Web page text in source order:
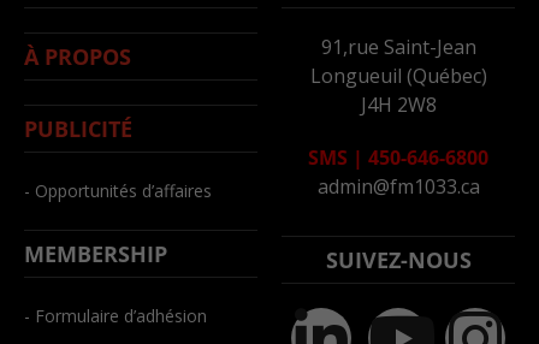
À PROPOS
PUBLICITÉ
- Opportunités d’affaires
MEMBERSHIP
- Formulaire d’adhésion
91,rue Saint-Jean
Longueuil (Québec)
J4H 2W8
SMS | 450-646-6800
admin@fm1033.ca
SUIVEZ-NOUS